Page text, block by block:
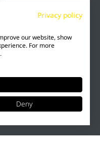
Privacy policy
our website, show
For more
Deny